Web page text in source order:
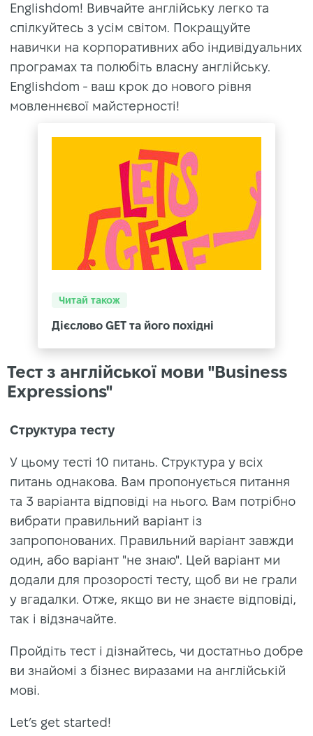
Englishdom! Вивчайте англійську легко та
спілкуйтесь з усім світом. Покращуйте
навички на корпоративних або індивідуальних
програмах та полюбіть власну англійську.
Englishdom - ваш крок до нового рівня
мовленнєвої майстерності!
Читай також
Дієслово GET та його похідні
Тест з англійської мови "Business
Expressions"
Структура тесту
У цьому тесті 10 питань. Структура у всіх
питань однакова. Вам пропонується питання
та 3 варіанта відповіді на нього. Вам потрібно
вибрати правильний варіант із
запропонованих. Правильний варіант завжди
один, або варіант "не знаю". Цей варіант ми
додали для прозорості тесту, щоб ви не грали
у вгадалки. Отже, якщо ви не знаєте відповіді,
так і відзначайте.
Пройдіть тест і дізнайтесь, чи достатньо добре
ви знайомі з бізнес виразами на англійській
мові.
Let’s get started!